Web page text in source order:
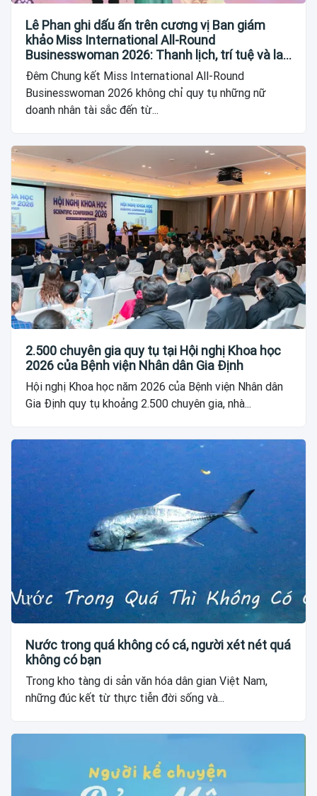
Lê Phan ghi dấu ấn trên cương vị Ban giám
khảo Miss International All-Round
Businesswoman 2026: Thanh lịch, trí tuệ và lan
tỏa giá trị của người phụ nữ hiện đại
Đêm Chung kết Miss International All-Round
Businesswoman 2026 không chỉ quy tụ những nữ
doanh nhân tài sắc đến từ...
2.500 chuyên gia quy tụ tại Hội nghị Khoa học
2026 của Bệnh viện Nhân dân Gia Định
Hội nghị Khoa học năm 2026 của Bệnh viện Nhân dân
Gia Định quy tụ khoảng 2.500 chuyên gia, nhà...
Nước trong quá không có cá, người xét nét quá
không có bạn
Trong kho tàng di sản văn hóa dân gian Việt Nam,
những đúc kết từ thực tiễn đời sống và...